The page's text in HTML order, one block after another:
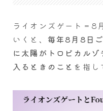
ライオンズゲート＝8
いくと、 毎年8月8日
に太陽がトロピカル
入るときのこと を指し